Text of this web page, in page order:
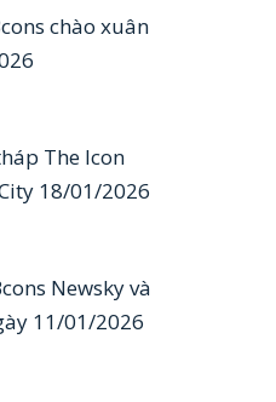
chào xuân
The Icon
18/01/2026
Newsky và
11/01/2026